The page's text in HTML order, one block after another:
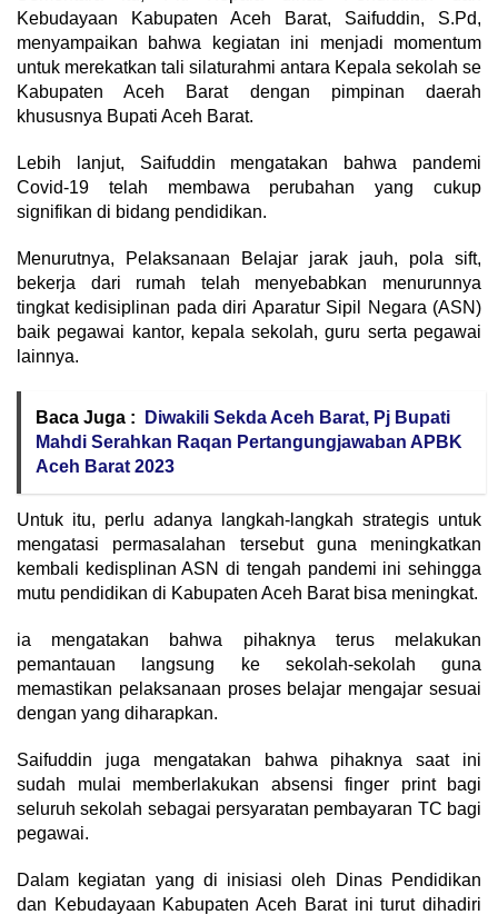
Kebudayaan Kabupaten Aceh Barat, Saifuddin, S.Pd,
menyampaikan bahwa kegiatan ini menjadi momentum
untuk merekatkan tali silaturahmi antara Kepala sekolah se
Kabupaten Aceh Barat dengan pimpinan daerah
khususnya Bupati Aceh Barat.
Lebih lanjut, Saifuddin mengatakan bahwa pandemi
Covid-19 telah membawa perubahan yang cukup
signifikan di bidang pendidikan.
Menurutnya, Pelaksanaan Belajar jarak jauh, pola sift,
bekerja dari rumah telah menyebabkan menurunnya
tingkat kedisiplinan pada diri Aparatur Sipil Negara (ASN)
baik pegawai kantor, kepala sekolah, guru serta pegawai
lainnya.
Baca Juga :
Diwakili Sekda Aceh Barat, Pj Bupati
Mahdi Serahkan Raqan Pertangungjawaban APBK
Aceh Barat 2023
Untuk itu, perlu adanya langkah-langkah strategis untuk
mengatasi permasalahan tersebut guna meningkatkan
kembali kedisplinan ASN di tengah pandemi ini sehingga
mutu pendidikan di Kabupaten Aceh Barat bisa meningkat.
ia mengatakan bahwa pihaknya terus melakukan
pemantauan langsung ke sekolah-sekolah guna
memastikan pelaksanaan proses belajar mengajar sesuai
dengan yang diharapkan.
Saifuddin juga mengatakan bahwa pihaknya saat ini
sudah mulai memberlakukan absensi finger print bagi
seluruh sekolah sebagai persyaratan pembayaran TC bagi
pegawai.
Dalam kegiatan yang di inisiasi oleh Dinas Pendidikan
dan Kebudayaan Kabupaten Aceh Barat ini turut dihadiri